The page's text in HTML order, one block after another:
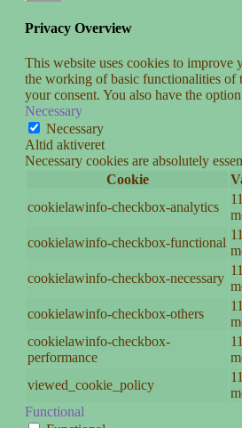
Privacy Overview
This website uses cookies to improve
the working of basic functionalities of
your consent. You also have the
Necessary
Necessary
Altid aktiveret
Necessary cookies are absolutely
Cookie
cookielawinfo-checkbox-analytics
11
cookielawinfo-checkbox-functional
11
cookielawinfo-checkbox-necessary
11
cookielawinfo-checkbox-others
11
cookielawinfo-checkbox-
performance
11
viewed_cookie_policy
11
Functional